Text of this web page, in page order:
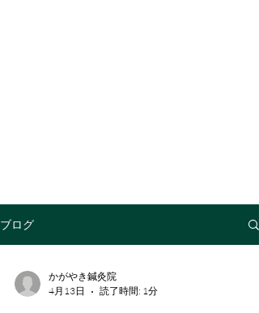
ブログ
かがやき鍼灸院
4月13日
読了時間: 1分